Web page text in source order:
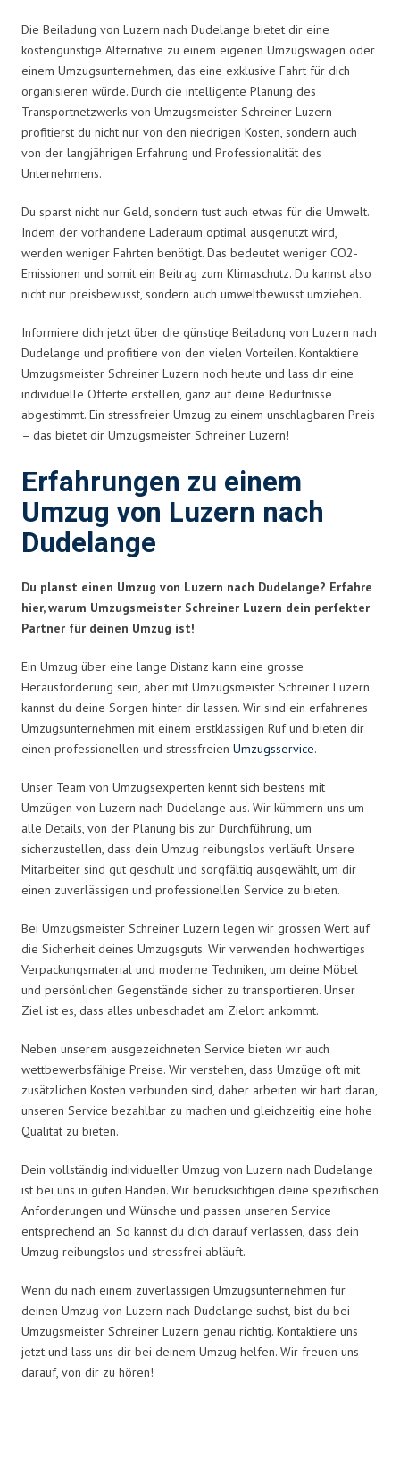
Die Beiladung von Luzern nach Dudelange bietet dir eine
kostengünstige Alternative zu einem eigenen Umzugswagen oder
einem Umzugsunternehmen, das eine exklusive Fahrt für dich
organisieren würde. Durch die intelligente Planung des
Transportnetzwerks von Umzugsmeister Schreiner Luzern
profitierst du nicht nur von den niedrigen Kosten, sondern auch
von der langjährigen Erfahrung und Professionalität des
Unternehmens.
Du sparst nicht nur Geld, sondern tust auch etwas für die Umwelt.
Indem der vorhandene Laderaum optimal ausgenutzt wird,
werden weniger Fahrten benötigt. Das bedeutet weniger CO2-
Emissionen und somit ein Beitrag zum Klimaschutz. Du kannst also
nicht nur preisbewusst, sondern auch umweltbewusst umziehen.
Informiere dich jetzt über die günstige Beiladung von Luzern nach
Dudelange und profitiere von den vielen Vorteilen. Kontaktiere
Umzugsmeister Schreiner Luzern noch heute und lass dir eine
individuelle Offerte erstellen, ganz auf deine Bedürfnisse
abgestimmt. Ein stressfreier Umzug zu einem unschlagbaren Preis
– das bietet dir Umzugsmeister Schreiner Luzern!
Erfahrungen zu einem
Umzug von Luzern nach
Dudelange
Du planst einen Umzug von Luzern nach Dudelange? Erfahre
hier, warum Umzugsmeister Schreiner Luzern dein perfekter
Partner für deinen Umzug ist!
Ein Umzug über eine lange Distanz kann eine grosse
Herausforderung sein, aber mit Umzugsmeister Schreiner Luzern
kannst du deine Sorgen hinter dir lassen. Wir sind ein erfahrenes
Umzugsunternehmen mit einem erstklassigen Ruf und bieten dir
einen professionellen und stressfreien Umzugsservice.
Unser Team von Umzugsexperten kennt sich bestens mit
Umzügen von Luzern nach Dudelange aus. Wir kümmern uns um
alle Details, von der Planung bis zur Durchführung, um
sicherzustellen, dass dein Umzug reibungslos verläuft. Unsere
Mitarbeiter sind gut geschult und sorgfältig ausgewählt, um dir
einen zuverlässigen und professionellen Service zu bieten.
Bei Umzugsmeister Schreiner Luzern legen wir grossen Wert auf
die Sicherheit deines Umzugsguts. Wir verwenden hochwertiges
Verpackungsmaterial und moderne Techniken, um deine Möbel
und persönlichen Gegenstände sicher zu transportieren. Unser
Ziel ist es, dass alles unbeschadet am Zielort ankommt.
Neben unserem ausgezeichneten Service bieten wir auch
wettbewerbsfähige Preise. Wir verstehen, dass Umzüge oft mit
zusätzlichen Kosten verbunden sind, daher arbeiten wir hart daran,
unseren Service bezahlbar zu machen und gleichzeitig eine hohe
Qualität zu bieten.
Dein vollständig individueller Umzug von Luzern nach Dudelange
ist bei uns in guten Händen. Wir berücksichtigen deine spezifischen
Anforderungen und Wünsche und passen unseren Service
entsprechend an. So kannst du dich darauf verlassen, dass dein
Umzug reibungslos und stressfrei abläuft.
Wenn du nach einem zuverlässigen Umzugsunternehmen für
deinen Umzug von Luzern nach Dudelange suchst, bist du bei
Umzugsmeister Schreiner Luzern genau richtig. Kontaktiere uns
jetzt und lass uns dir bei deinem Umzug helfen. Wir freuen uns
darauf, von dir zu hören!